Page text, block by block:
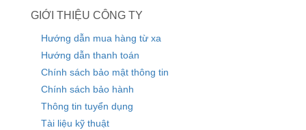
GIỚI THIỆU CÔNG TY
Hướng dẫn mua hàng từ xa
Hướng dẫn thanh toán
Chính sách bảo mật thông tin
Chính sách bảo hành
Thông tin tuyển dụng
Tài liệu kỹ thuật